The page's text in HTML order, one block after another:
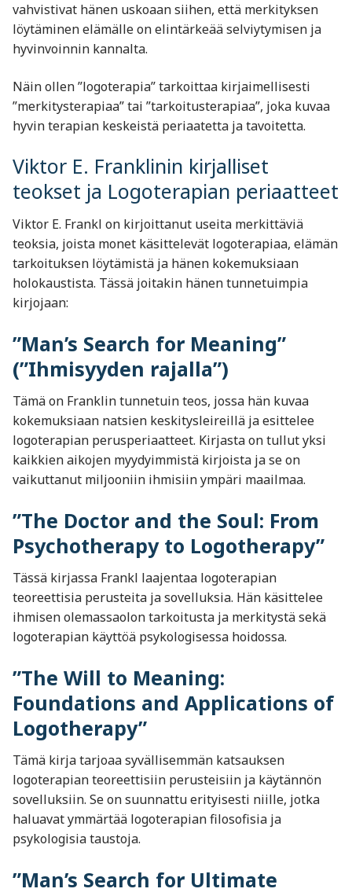
vahvistivat hänen uskoaan siihen, että merkityksen
löytäminen elämälle on elintärkeää selviytymisen ja
hyvinvoinnin kannalta.
Näin ollen ”logoterapia” tarkoittaa kirjaimellisesti
”merkitysterapiaa” tai ”tarkoitusterapiaa”, joka kuvaa
hyvin terapian keskeistä periaatetta ja tavoitetta.
Viktor E. Franklinin kirjalliset
teokset ja Logoterapian periaatteet
Viktor E. Frankl on kirjoittanut useita merkittäviä
teoksia, joista monet käsittelevät logoterapiaa, elämän
tarkoituksen löytämistä ja hänen kokemuksiaan
holokaustista. Tässä joitakin hänen tunnetuimpia
kirjojaan:
”Man’s Search for Meaning”
(”Ihmisyyden rajalla”)
Tämä on Franklin tunnetuin teos, jossa hän kuvaa
kokemuksiaan natsien keskitysleireillä ja esittelee
logoterapian perusperiaatteet. Kirjasta on tullut yksi
kaikkien aikojen myydyimmistä kirjoista ja se on
vaikuttanut miljooniin ihmisiin ympäri maailmaa.
”The Doctor and the Soul: From
Psychotherapy to Logotherapy”
Tässä kirjassa Frankl laajentaa logoterapian
teoreettisia perusteita ja sovelluksia. Hän käsittelee
ihmisen olemassaolon tarkoitusta ja merkitystä sekä
logoterapian käyttöä psykologisessa hoidossa.
”The Will to Meaning:
Foundations and Applications of
Logotherapy”
Tämä kirja tarjoaa syvällisemmän katsauksen
logoterapian teoreettisiin perusteisiin ja käytännön
sovelluksiin. Se on suunnattu erityisesti niille, jotka
haluavat ymmärtää logoterapian filosofisia ja
psykologisia taustoja.
”Man’s Search for Ultimate